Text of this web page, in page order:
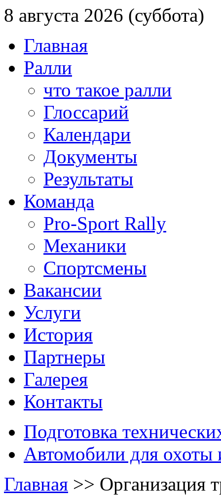
8 августа 2026 (суббота)
Главная
Ралли
что такое ралли
Глоссарий
Календари
Документы
Результаты
Команда
Pro-Sport Rally
Механики
Спортсмены
Вакансии
Услуги
История
Партнеры
Галерея
Контакты
Подготовка
Автомобили для охоты
Главная >> Организация